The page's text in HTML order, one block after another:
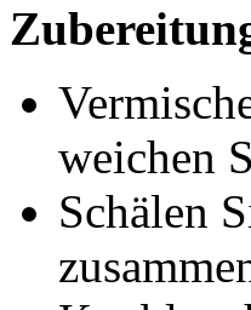
weichen
Schälen